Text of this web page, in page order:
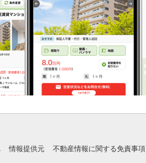
情報提供元 不動産情報に関する免責事項